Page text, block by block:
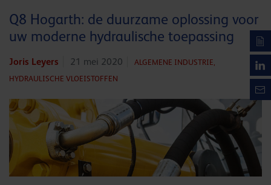
Q8 Hogarth: de duurzame oplossing voor
uw moderne hydraulische toepassing
Joris Leyers 21 mei 2020
ALGEMENE INDUSTRIE,
HYDRAULISCHE VLOEISTOFFEN